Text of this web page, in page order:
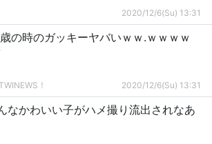
2020/12/6(Su) 13:31
の時のガッキーヤバいｗｗ.ｗｗｗｗ
！ 2020/12/6(Su) 13:31
なかわいい子がハメ撮り流出されなあ